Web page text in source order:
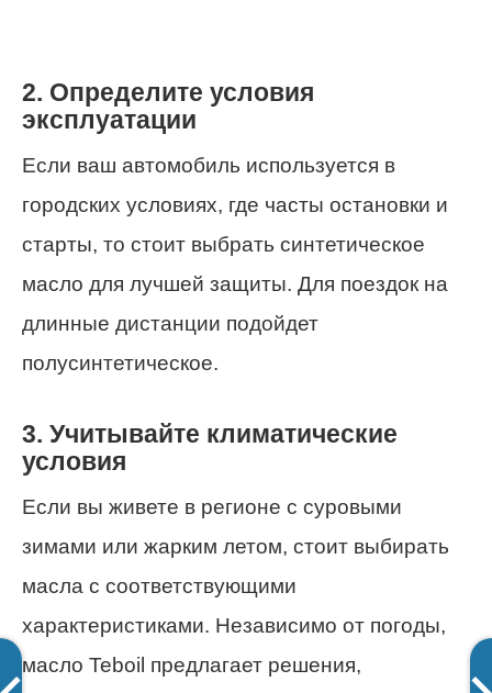
2. Определите условия
эксплуатации
Если ваш автомобиль используется в
городских условиях, где часты остановки и
старты, то стоит выбрать синтетическое
масло для лучшей защиты. Для поездок на
длинные дистанции подойдет
полусинтетическое.
3. Учитывайте климатические
условия
Если вы живете в регионе с суровыми
зимами или жарким летом, стоит выбирать
масла с соответствующими
характеристиками. Независимо от погоды,
масло Teboil предлагает решения,